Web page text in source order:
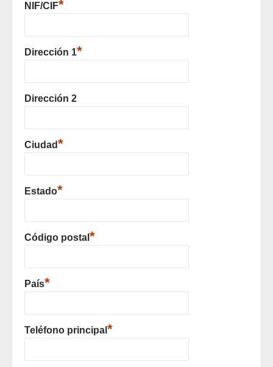
NIF/CIF*
Dirección 1*
Dirección 2
Ciudad*
Estado*
Código postal *
País*
Teléfono principal *